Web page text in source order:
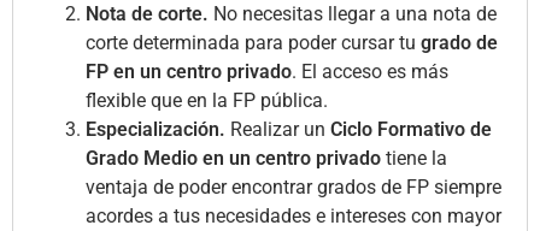
Nota de corte. No necesitas llegar a una nota de
corte determinada para poder cursar tu grado de
FP en un centro privado. El acceso es más
flexible que en la FP pública.
Especialización. Realizar un Ciclo Formativo de
Grado Medio en un centro privado tiene la
ventaja de poder encontrar grados de FP siempre
acordes a tus necesidades e intereses con mayor